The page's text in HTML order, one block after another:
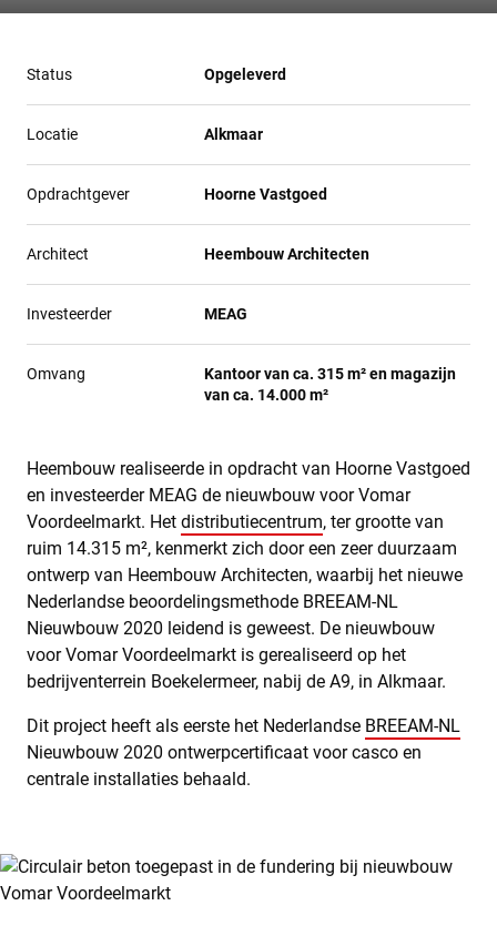
Status Opgeleverd
Locatie Alkmaar
Opdrachtgever Hoorne Vastgoed
Architect Heembouw Architecten
Investeerder MEAG
Omvang
Kantoor van ca. 315 m² en magazijn
van ca. 14.000 m²
Heembouw realiseerde in opdracht van Hoorne Vastgoed
en investeerder MEAG de nieuwbouw voor Vomar
Voordeelmarkt. Het distributiecentrum, ter grootte van
ruim 14.315 m², kenmerkt zich door een zeer duurzaam
ontwerp van Heembouw Architecten, waarbij het nieuwe
Nederlandse beoordelingsmethode BREEAM-NL
Nieuwbouw 2020 leidend is geweest. De nieuwbouw
voor Vomar Voordeelmarkt is gerealiseerd op het
bedrijventerrein Boekelermeer, nabij de A9, in Alkmaar.
Dit project heeft als eerste het Nederlandse BREEAM-NL
Nieuwbouw 2020 ontwerpcertificaat voor casco en
centrale installaties behaald.